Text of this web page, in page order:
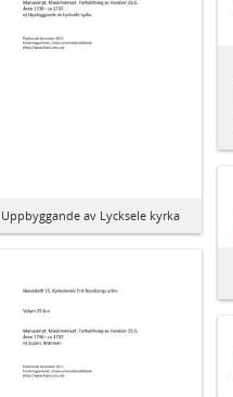
Uppbyggande av Lycksele kyrka